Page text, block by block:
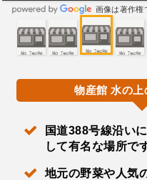
画像は著作権
物産館 水の
国道388号線沿い
して有名な場所で
地元の野菜や人気